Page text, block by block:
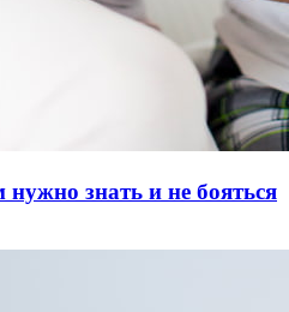
знать и не бояться